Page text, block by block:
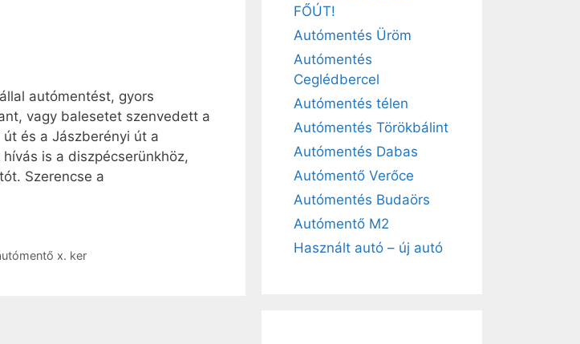
autómentést, gyors
vagy balesetet szenvedett a
és a Jászberényi út a
is a diszpécserünkhöz,
Szerencse a
x. ker
FŐÚT!
Autómentés Üröm
Autómentés
Ceglédbercel
Autómentés télen
Autómentés Törökbálint
Autómentés Dabas
Autómentő Verőce
Autómentés Budaörs
Autómentő M2
Használt autó – új autó